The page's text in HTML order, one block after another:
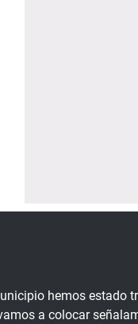
hemos estado
a colocar